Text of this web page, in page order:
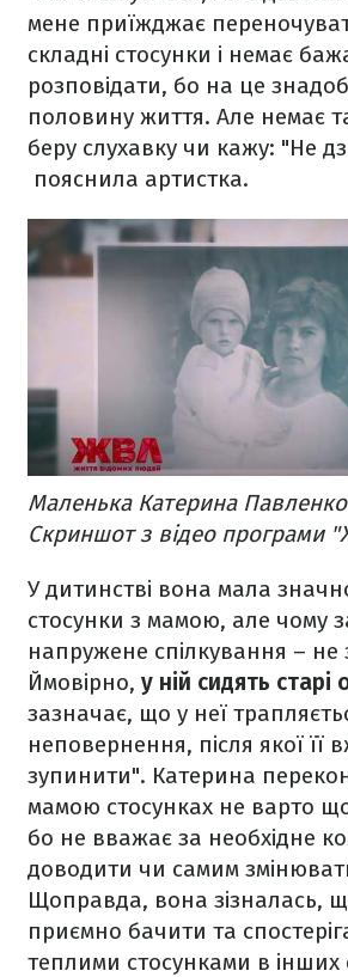
мене приїжджає
складні стосунки і немає
розповідати, бо на це
половину життя. Але немає
беру слухавку чи кажу: "Не
пояснила артистка.
Маленька Катерина
Скриншот з відео програми
У дитинстві вона мала
стосунки з мамою, але чому
напружене спілкування – не
Ймовірно, у ній сидять старі
зазначає, що у неї
неповернення, після якої її
зупинити". Катерина
мамою стосунках не варто
бо не вважає за необхідне
доводити чи самим
Щоправда, вона зізналась,
приємно бачити та
теплими стосунками в інших